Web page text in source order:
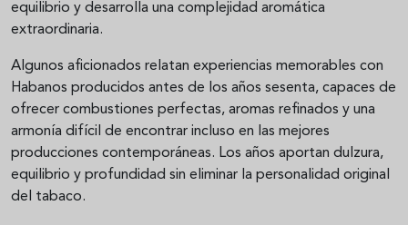
equilibrio y desarrolla una complejidad aromática
extraordinaria.
Algunos aficionados relatan experiencias memorables con
Habanos producidos antes de los años sesenta, capaces de
ofrecer combustiones perfectas, aromas refinados y una
armonía difícil de encontrar incluso en las mejores
producciones contemporáneas. Los años aportan dulzura,
equilibrio y profundidad sin eliminar la personalidad original
del tabaco.